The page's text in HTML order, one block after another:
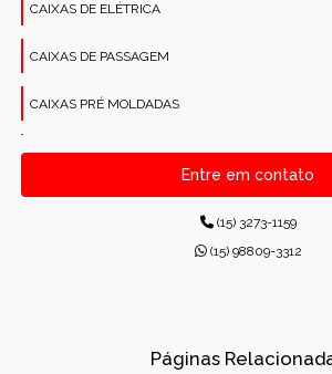
CAIXAS DE ELÉTRICA
CAIXAS DE PASSAGEM
CAIXAS PRÉ MOLDADAS
CANALETAS PRÉ-MOLDADAS RETANGULARES
CONCRETO PARA CONSTRUÇÕES
CONCRETO USINADO INDUSTRIAL
Entre em contato
(15) 3273-1159
(15) 98809-3312
Páginas